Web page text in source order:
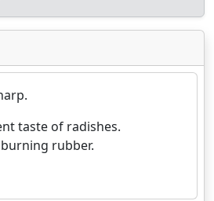
taste of radishes.
rubber.